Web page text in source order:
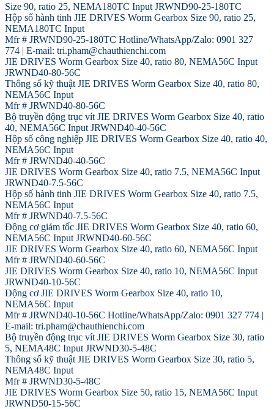
Size 90, ratio 25, NEMA180TC Input JRWND90-25-180TC
Hộp số hành tinh JIE DRIVES Worm Gearbox Size 90, ratio 25,
NEMA180TC Input
Mfr # JRWND90-25-180TC Hotline/WhatsApp/Zalo: 0901 327
774 | E-mail: tri.pham@chauthienchi.com
JIE DRIVES Worm Gearbox Size 40, ratio 80, NEMA56C Input
JRWND40-80-56C
Thông số kỹ thuật JIE DRIVES Worm Gearbox Size 40, ratio 80,
NEMA56C Input
Mfr # JRWND40-80-56C
Bộ truyền động trục vít JIE DRIVES Worm Gearbox Size 40, ratio
40, NEMA56C Input JRWND40-40-56C
Hộp số công nghiệp JIE DRIVES Worm Gearbox Size 40, ratio 40,
NEMA56C Input
Mfr # JRWND40-40-56C
JIE DRIVES Worm Gearbox Size 40, ratio 7.5, NEMA56C Input
JRWND40-7.5-56C
Hộp số hành tinh JIE DRIVES Worm Gearbox Size 40, ratio 7.5,
NEMA56C Input
Mfr # JRWND40-7.5-56C
Động cơ giảm tốc JIE DRIVES Worm Gearbox Size 40, ratio 60,
NEMA56C Input JRWND40-60-56C
JIE DRIVES Worm Gearbox Size 40, ratio 60, NEMA56C Input
Mfr # JRWND40-60-56C
JIE DRIVES Worm Gearbox Size 40, ratio 10, NEMA56C Input
JRWND40-10-56C
Động cơ JIE DRIVES Worm Gearbox Size 40, ratio 10,
NEMA56C Input
Mfr # JRWND40-10-56C Hotline/WhatsApp/Zalo: 0901 327 774 |
E-mail: tri.pham@chauthienchi.com
Bộ truyền động trục vít JIE DRIVES Worm Gearbox Size 30, ratio
5, NEMA48C Input JRWND30-5-48C
Thông số kỹ thuật JIE DRIVES Worm Gearbox Size 30, ratio 5,
NEMA48C Input
Mfr # JRWND30-5-48C
JIE DRIVES Worm Gearbox Size 50, ratio 15, NEMA56C Input
JRWND50-15-56C